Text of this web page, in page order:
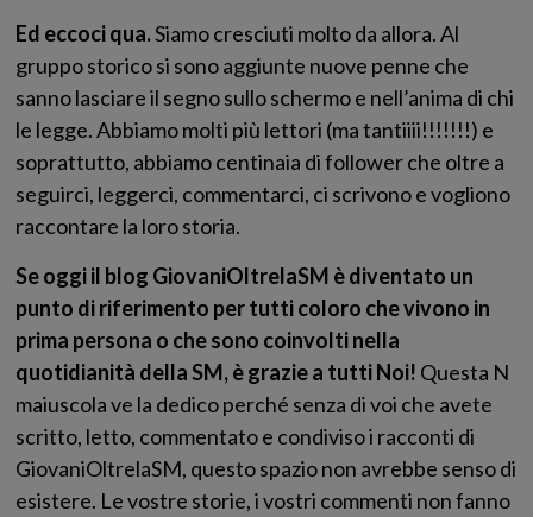
Ed eccoci qua.Siamo cresciuti molto da allora. Al
gruppo storico si sono aggiunte nuove penne che
sanno lasciare il segno sullo schermo e nell’anima di chi
le legge. Abbiamo molti più lettori (ma tantiiii!!!!!!!) e
soprattutto, abbiamo centinaia di follower che oltre a
seguirci, leggerci, commentarci, ci scrivono e vogliono
raccontare la loro storia.
Se oggi il blog GiovaniOltrelaSM è diventato un
punto di riferimento per tutti coloro che vivono in
prima persona o che sono coinvolti nella
quotidianità della SM, è grazie a tutti Noi! Questa N
maiuscola ve la dedico perché senza di voi che avete
scritto, letto, commentato e condiviso i racconti di
GiovaniOltrelaSM, questo spazio non avrebbe senso di
esistere. Le vostre storie, i vostri commenti non fanno